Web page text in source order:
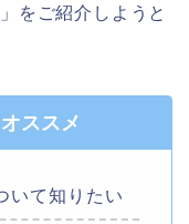
」をご紹介しようと
ススメ
いて知りたい